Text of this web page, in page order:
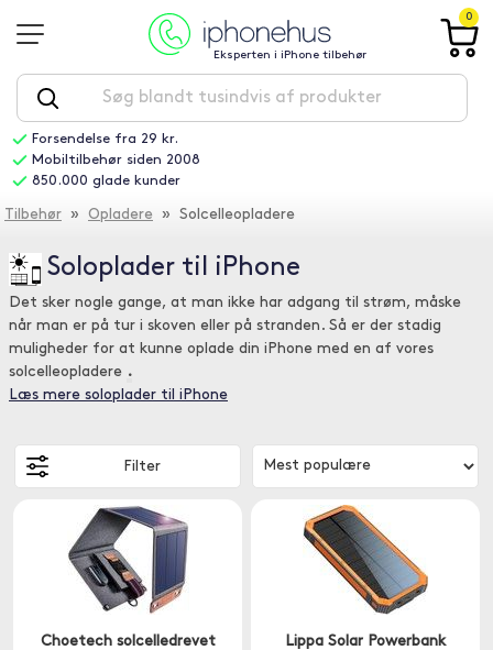
Eksperten i iPhone tilbehør
0
Forsendelse fra 29 kr.
Mobiltilbehør siden 2008
850.000 glade kunder
Tilbehør » Opladere » Solcelleopladere
Soloplader til iPhone
Det sker nogle gange, at man ikke har adgang til strøm, måske
når man er på tur i skoven eller på stranden. Så er der stadig
muligheder for at kunne oplade din iPhone med en af vores
solcelleopladere .
Læs mere soloplader til iPhone
Filter
Choetech solcelledrevet
Lippa Solar Powerbank